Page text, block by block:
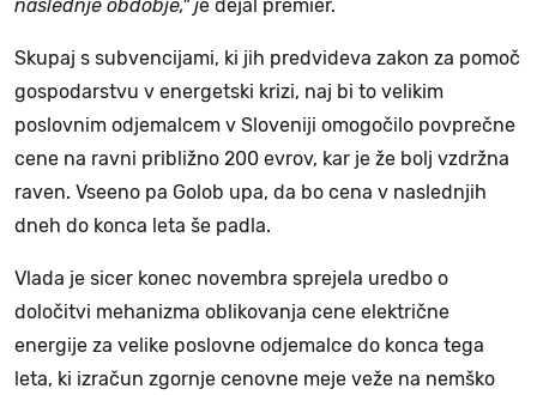
naslednje obdobje," je dejal premier.
Skupaj s subvencijami, ki jih predvideva zakon za pomoč
gospodarstvu v energetski krizi, naj bi to velikim
poslovnim odjemalcem v Sloveniji omogočilo povprečne
cene na ravni približno 200 evrov, kar je že bolj vzdržna
raven. Vseeno pa Golob upa, da bo cena v naslednjih
dneh do konca leta še padla.
Vlada je sicer konec novembra sprejela uredbo o
določitvi mehanizma oblikovanja cene električne
energije za velike poslovne odjemalce do konca tega
leta, ki izračun zgornje cenovne meje veže na nemško